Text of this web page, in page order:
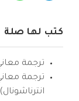
كتب لها صلة
ترجمة
ترجمة
انترناشونال)